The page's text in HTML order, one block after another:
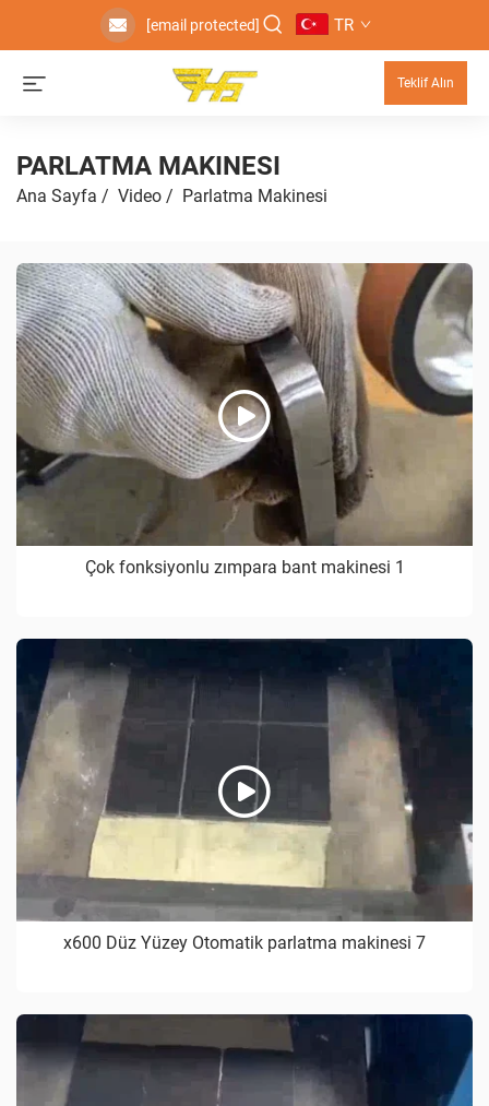
[email protected] TR
Teklif Alın
PARLATMA MAKINESI
Ana Sayfa / Video / Parlatma Makinesi
Çok fonksiyonlu zımpara bant makinesi 1
x600 Düz Yüzey Otomatik parlatma makinesi 7